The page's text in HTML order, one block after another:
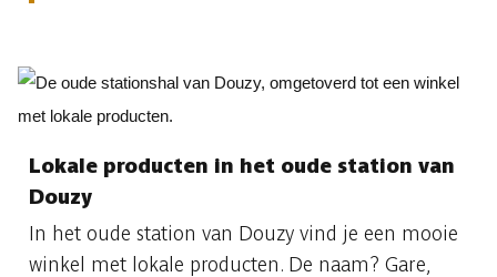
Lokale producten in het oude station van
Douzy
In het oude station van Douzy vind je een mooie
winkel met lokale producten. De naam? Gare,